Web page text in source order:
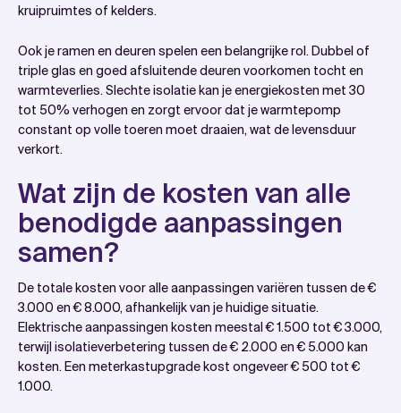
kruipruimtes of kelders.
Ook je ramen en deuren spelen een belangrijke rol. Dubbel of
triple glas en goed afsluitende deuren voorkomen tocht en
warmteverlies. Slechte isolatie kan je energiekosten met 30
tot 50% verhogen en zorgt ervoor dat je warmtepomp
constant op volle toeren moet draaien, wat de levensduur
verkort.
Wat zijn de kosten van alle
benodigde aanpassingen
samen?
De totale kosten voor alle aanpassingen variëren tussen de €
3.000 en € 8.000, afhankelijk van je huidige situatie.
Elektrische aanpassingen kosten meestal € 1.500 tot € 3.000,
terwijl isolatieverbetering tussen de € 2.000 en € 5.000 kan
kosten. Een meterkastupgrade kost ongeveer € 500 tot €
1.000.